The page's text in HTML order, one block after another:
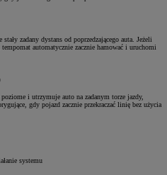
zadany dystans od poprzedzającego auta. Jeżeli
tempomat automatycznie zacznie hamować i uruchomi
i utrzymuje auto na zadanym torze jazdy,
gdy pojazd zacznie przekraczać linię bez użycia